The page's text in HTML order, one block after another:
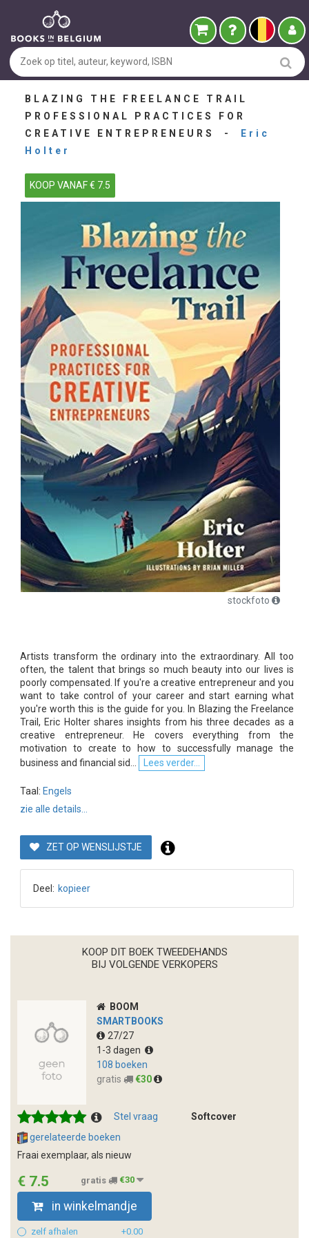
BLAZING THE FREELANCE TRAIL
PROFESSIONAL PRACTICES FOR
CREATIVE ENTREPRENEURS -
Eric
Holter
KOOP VANAF € 7.5
stockfoto
Artists transform the ordinary into the extraordinary. All too
often, the talent that brings so much beauty into our lives is
poorly compensated. If you're a creative entrepreneur and you
want to take control of your career and start earning what
you're worth this is the guide for you. In Blazing the Freelance
Trail, Eric Holter shares insights from his three decades as a
creative entrepreneur. He covers everything from the
motivation to create to how to successfully manage the
business and financial sid...
Lees verder...
Taal: Engels
zie alle details...
ZET OP WENSLIJSTJE
Deel: kopieer
KOOP DIT BOEK TWEEDEHANDS
BIJ VOLGENDE VERKOPERS
BOOM
SMARTBOOKS
27/27
1-3 dagen
108 boeken
gratis
€30
Stel vraag
Softcover
gerelateerde boeken
Fraai exemplaar, als nieuw
€ 7.5 gratis €30
in winkelmandje
zelf afhalen +0.00